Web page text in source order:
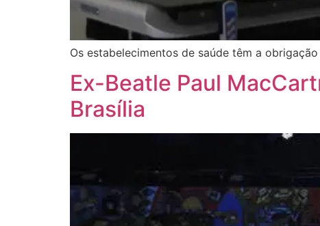
Os estabelecimentos de saúde têm a
Ex-Beatle Paul
Brasília